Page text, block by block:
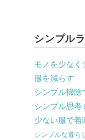
シンプル
モノを少なく
服を減らす
シンプル掃除
シンプル思考
少ない服で着
シンプルな暮ら